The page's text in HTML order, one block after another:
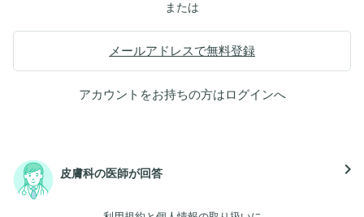
または
メールアドレスで無料登録
アカウントをお持ちの方はログインへ
皮膚科の医師が回答 navigate_next